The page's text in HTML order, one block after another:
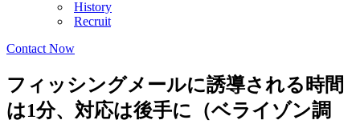
History
Recruit
Contact Now
フィッシングメールに誘導される時間
は1分、対応は後手に（ベライゾン調